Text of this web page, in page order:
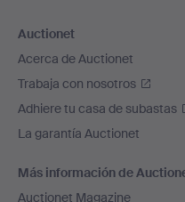
Auctionet
Acerca de Auctionet
Trabaja con nosotros
Adhiere tu casa de subastas
La garantía Auctionet
Más información de
Auctionet Magazine